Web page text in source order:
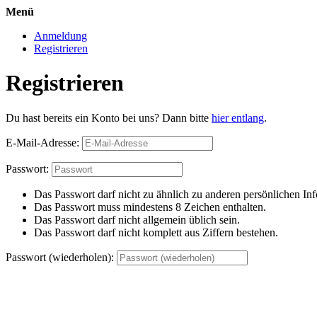
Menü
Anmeldung
Registrieren
Registrieren
Du hast bereits ein Konto bei uns? Dann bitte hier entlang.
E-Mail-Adresse:
Passwort:
Das Passwort darf nicht zu ähnlich zu anderen persönlichen
Das Passwort muss mindestens 8 Zeichen enthalten.
Das Passwort darf nicht allgemein üblich sein.
Das Passwort darf nicht komplett aus Ziffern bestehen.
Passwort (wiederholen):